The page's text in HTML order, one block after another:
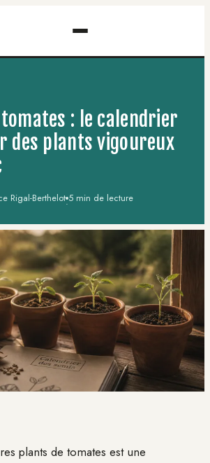
: le calendrier
des plants vigoureux
Rigal-Berthelot·5 min de lecture
plants de tomates est une